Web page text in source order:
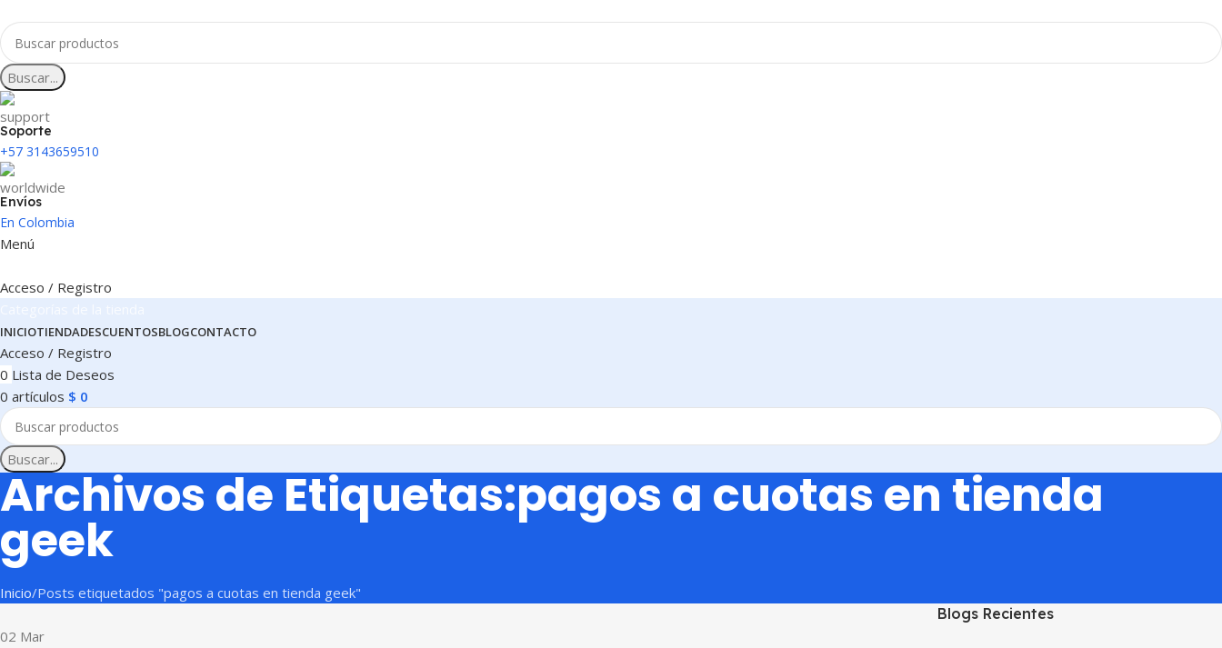
Buscar...
Soporte
+57 3143659510
Envíos
En Colombia
Menú
Acceso / Registro
INICIOTIENDADESCUENTOSBLOGCONTACTO
Acceso / Registro
0 Lista de Deseos
0 artículos $ 0
Buscar...
Archivos de Etiquetas:pagos a cuotas en tienda
geek
Inicio Posts etiquetados "pagos a cuotas en tienda geek"
02 Mar
Blogs Recientes